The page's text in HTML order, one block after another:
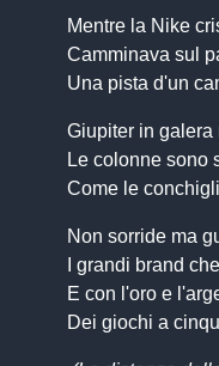
Mentre la Nike
Camminava sul
Una pista d'un
Giupiter in galera
Le colonne sono
Come le
Non sorride ma
I grandi brand
E con l'oro e
Dei giochi a